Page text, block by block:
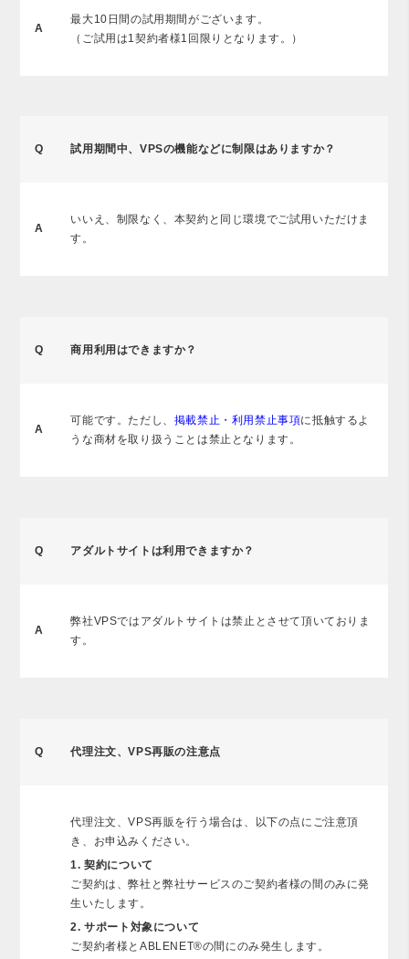
A
最大10日間の試用期間がございます。
（ご試用は1契約者様1回限りとなります。）
Q 試用期間中、VPSの機能などに制限はありますか？
A
いいえ、制限なく、本契約と同じ環境でご試用いただけま
す。
Q 商用利用はできますか？
A
可能です。ただし、 掲載禁止・利用禁止事項に抵触するよ
うな商材を取り扱うことは禁止となります。
Q アダルトサイトは利用できますか？
A
弊社VPSではアダルトサイトは禁止とさせて頂いておりま
す。
Q 代理注文、VPS再販の注意点
代理注文、VPS再販を行う場合は、以下の点にご注意頂
き、お申込みください。
1. 契約について
ご契約は、弊社と弊社サービスのご契約者様の間のみに発
生いたします。
2. サポート対象について
ご契約者様とABLENET®の間にのみ発生します。